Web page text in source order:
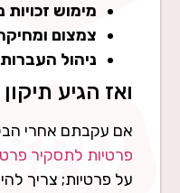
מימוש
צמצום
ניהול
ואז הגיע תיקון 13 ושינה את כללי המשחק
אם עקבתם אחרי
פרטיות לתסקיר
על פרטיות; צריך